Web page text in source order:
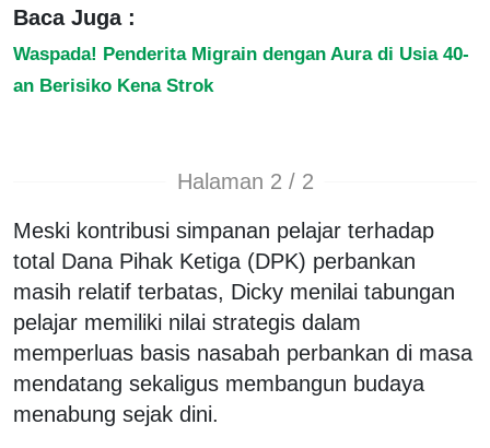
Baca Juga :
Waspada! Penderita Migrain dengan Aura di Usia 40-
an Berisiko Kena Strok
Halaman 2 / 2
Meski kontribusi simpanan pelajar terhadap
total Dana Pihak Ketiga (DPK) perbankan
masih relatif terbatas, Dicky menilai tabungan
pelajar memiliki nilai strategis dalam
memperluas basis nasabah perbankan di masa
mendatang sekaligus membangun budaya
menabung sejak dini.